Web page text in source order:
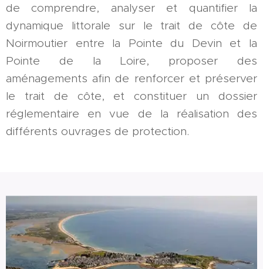
de comprendre, analyser et quantifier la
dynamique littorale sur le trait de côte de
Noirmoutier entre la Pointe du Devin et la
Pointe de la Loire, proposer des
aménagements afin de renforcer et préserver
le trait de côte, et constituer un dossier
réglementaire en vue de la réalisation des
différents ouvrages de protection.